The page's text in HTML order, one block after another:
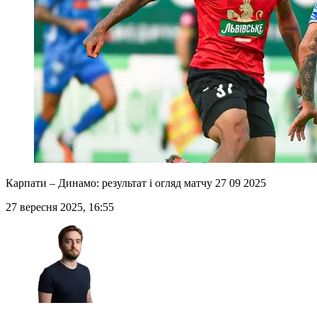
Карпати – Динамо: результат і огляд матчу 27 09 2025
27 вересня 2025, 16:55